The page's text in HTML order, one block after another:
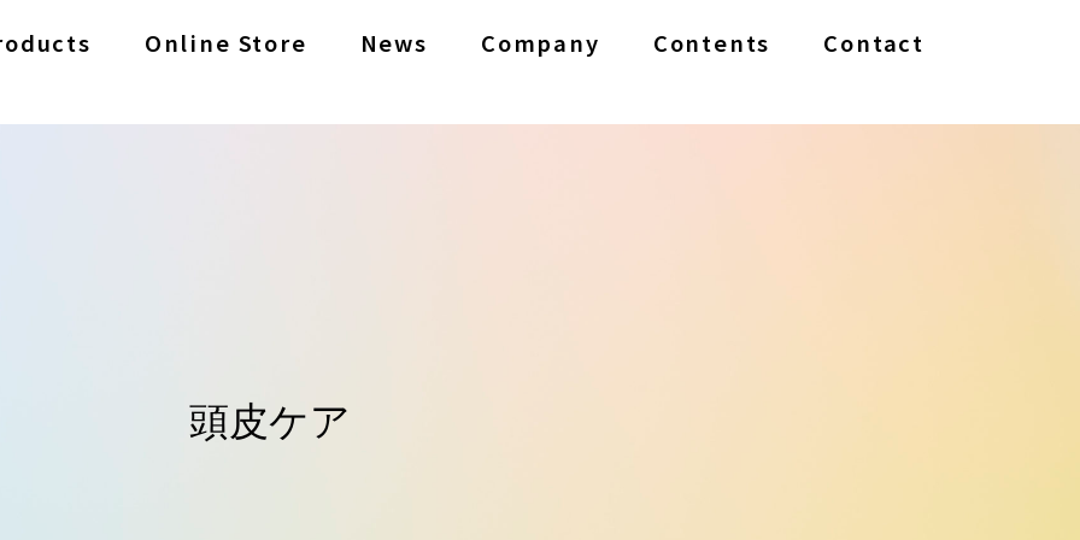
Online Store News Company Contents Contact
頭皮ケア